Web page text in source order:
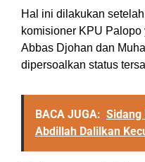
Hal ini dilakukan
komisioner KPU
Abbas Djohan dan
dipersoalkan status
BACA JUGA: Sidang
Abdillah Dalilkan